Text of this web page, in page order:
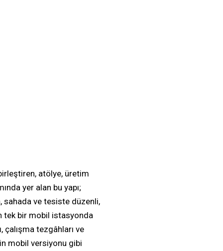
atölye, üretim
yer alan bu yapı;
sahada ve tesiste düzenli,
tek bir mobil istasyonda
çalışma tezgâhları ve
mobil versiyonu gibi